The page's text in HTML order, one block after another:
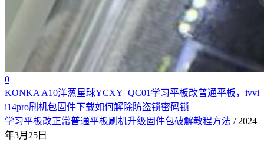
0
KONKA A10洋葱星球YCXY_QC01学习平板改普通平板，ivvi
i14pro刷机包固件下载如何解除防盗锁密码锁
学习平板改正常普通平板刷机升级固件包破解教程方法 / 2024
年3月25日